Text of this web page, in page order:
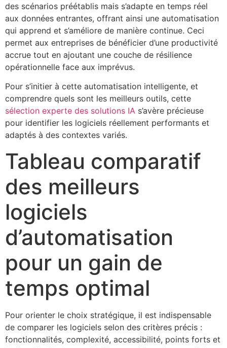
des scénarios préétablis mais s’adapte en temps réel
aux données entrantes, offrant ainsi une automatisation
qui apprend et s’améliore de manière continue. Ceci
permet aux entreprises de bénéficier d’une productivité
accrue tout en ajoutant une couche de résilience
opérationnelle face aux imprévus.
Pour s’initier à cette automatisation intelligente, et
comprendre quels sont les meilleurs outils, cette
sélection experte des solutions IA s’avère précieuse
pour identifier les logiciels réellement performants et
adaptés à des contextes variés.
Tableau comparatif
des meilleurs
logiciels
d’automatisation
pour un gain de
temps optimal
Pour orienter le choix stratégique, il est indispensable
de comparer les logiciels selon des critères précis :
fonctionnalités, complexité, accessibilité, points forts et